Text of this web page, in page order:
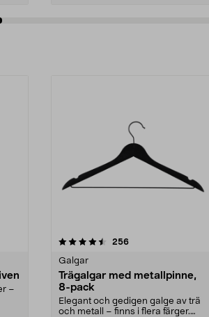
–
256recensioner
Galgar
Trägalgar med metallpinne,
8-pack
Elegant och gedigen galge av trä
och metall – finns i flera färger.
4.0av 5 stjärnor